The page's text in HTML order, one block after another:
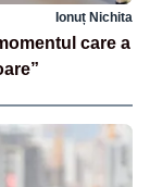
Ionuț Nichita
care a